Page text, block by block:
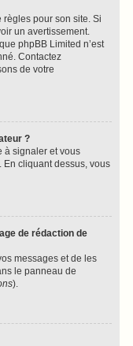
pour son site. Si
un avertissement.
phpBB Limited n’est
Contactez
de votre
?
à signaler et vous
cliquant dessus, vous
de rédaction de
messages et de les
le panneau de
).